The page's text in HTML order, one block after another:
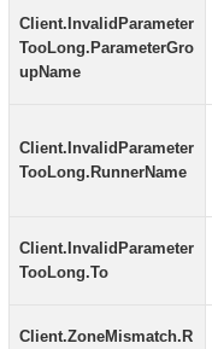
Client.InvalidParameter
TooLong.ParameterGro
upName
Client.InvalidParameter
TooLong.RunnerName
Client.InvalidParameter
TooLong.To
Client.ZoneMismatch.R